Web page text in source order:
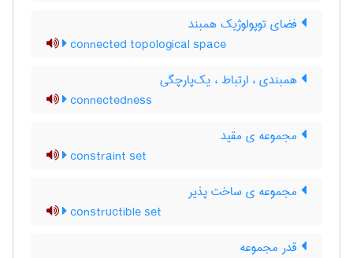
فضای توپولوژیک همبند
connected topological space
همبندی ، ارتباط ، یک‌پارچگی
connectedness
مجموعه ی مقید
constraint set
مجموعه ی ساخت پذیر
constructible set
قدر مجموعه